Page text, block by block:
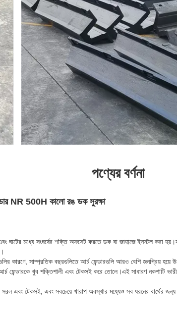
পণ্যের বর্ণনা
NR 500H কালো রঙ ডক সুরক্ষা
ঘাটের মধ্যে সংঘর্ষের শক্তি অফসেট করতে ডক বা জাহাজে ইনস্টল করা
কারণে, সাম্প্রতিক বছরগুলিতে আর্চ ফেন্ডারগুলি আরও বেশি জনপ্রিয় হয়ে
খুব শক্তিশালী এবং টেকসই করে তোলে।এই সাধারণ নকশাটি ভারী
সরল এবং টেকসই, এবং সবচেয়ে খারাপ অবস্থার মধ্যেও সব ধরনের বার্থের